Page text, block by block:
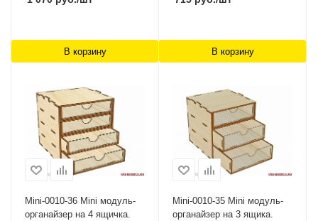
В корзину В корзину
Mini-0010-36 Mini модуль-
органайзер на 4 ящичка.
Mini-0010-35 Mini модуль-
органайзер на 3 ящика.